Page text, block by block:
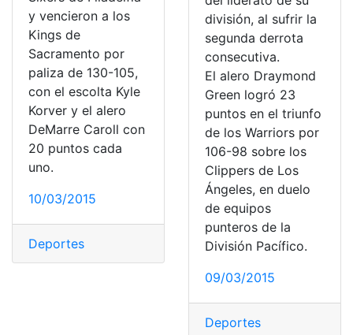
y vencieron a los
Kings de
Sacramento por
paliza de 130-105,
con el escolta Kyle
Korver y el alero
DeMarre Caroll con
20 puntos cada
uno.
10/03/2015
Deportes
división, al sufrir la
segunda derrota
consecutiva.
El alero Draymond
Green logró 23
puntos en el triunfo
de los Warriors por
106-98 sobre los
Clippers de Los
Ángeles, en duelo
de equipos
punteros de la
División Pacífico.
09/03/2015
Deportes